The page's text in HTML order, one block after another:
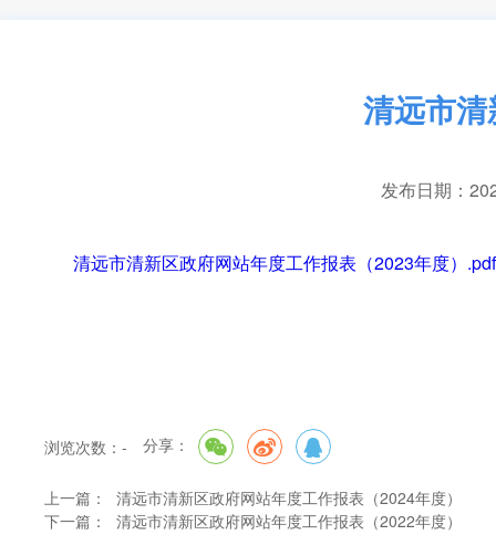
清远市
发布日期：
清远市清新区政府网站年度工作报表（2023年度）.pdf
浏览次数： - 分享：
上一篇：
清远市清新区政府网站年度工作报表（2024年度）
下一篇：
清远市清新区政府网站年度工作报表（2022年度）